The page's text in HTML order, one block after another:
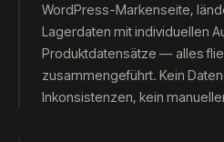
WordPress-Markenseite,
Lagerdaten mit individuellen
Produktdatensätze — alles
zusammengeführt. Kein
Inkonsistenzen, kein